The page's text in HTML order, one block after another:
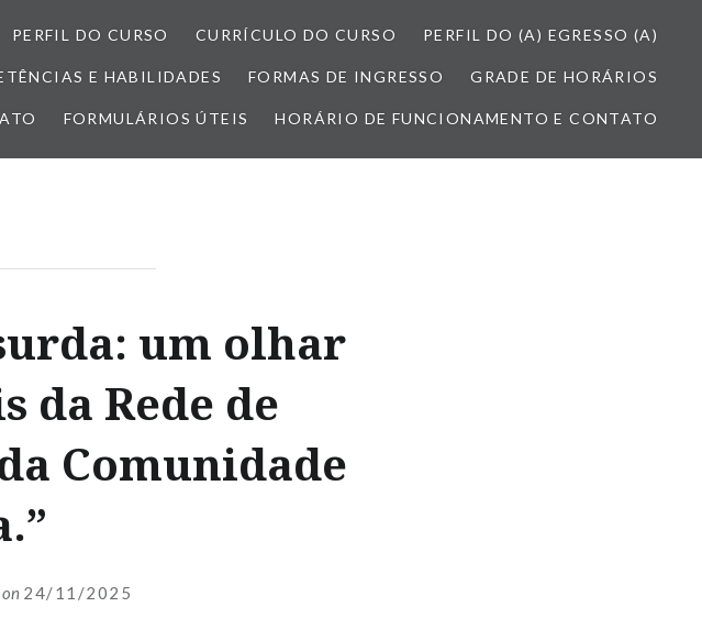
PERFIL DO CURSO CURRÍCULO DO CURSO PERFIL DO (A) EGRESSO (A)
E HABILIDADES FORMAS DE INGRESSO GRADE DE HORÁRIOS
FORMULÁRIOS ÚTEIS HORÁRIO DE FUNCIONAMENTO E CONTATO
um olhar
da Rede de
Comunidade
on 24/11/2025